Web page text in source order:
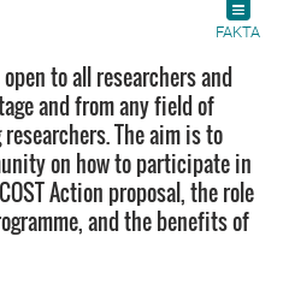
FAKTA
to all researchers and
and from any field of
The aim is to
on how to participate in
Action proposal, the role
and the benefits of